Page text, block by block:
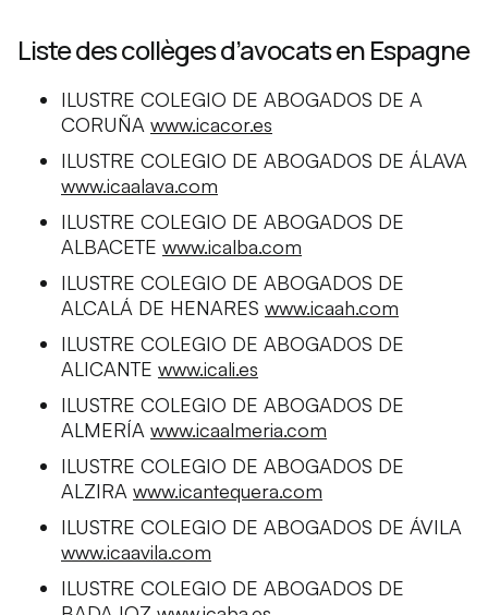
Liste des collèges d’avocats en Espagne
ILUSTRE COLEGIO DE ABOGADOS DE A
CORUÑA www.icacor.es
ILUSTRE COLEGIO DE ABOGADOS DE ÁLAVA
www.icaalava.com
ILUSTRE COLEGIO DE ABOGADOS DE
ALBACETE www.icalba.com
ILUSTRE COLEGIO DE ABOGADOS DE
ALCALÁ DE HENARES www.icaah.com
ILUSTRE COLEGIO DE ABOGADOS DE
ALICANTE www.icali.es
ILUSTRE COLEGIO DE ABOGADOS DE
ALMERÍA www.icaalmeria.com
ILUSTRE COLEGIO DE ABOGADOS DE
ALZIRA www.icantequera.com
ILUSTRE COLEGIO DE ABOGADOS DE ÁVILA
www.icaavila.com
ILUSTRE COLEGIO DE ABOGADOS DE